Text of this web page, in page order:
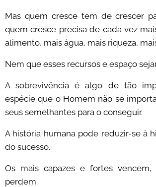
Mas quem cresce tem de crescer
quem cresce precisa de cada vez
alimento, mais água, mais riqueza,
Nem que esses recursos e espaço
A sobrevivência é algo de tão
espécie que o Homem não se
seus semelhantes para o conseguir.
A história humana pode reduzir-se à
do sucesso.
Os mais capazes e fortes vencem,
perdem.